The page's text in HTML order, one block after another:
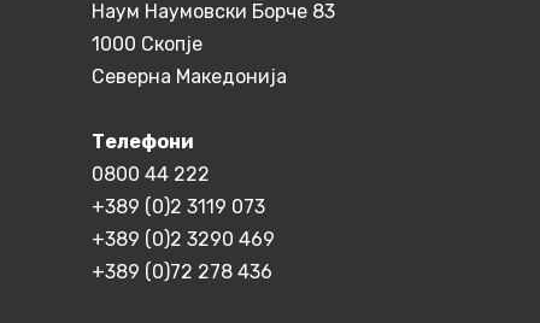
Наум Наумовски Борче 83
1000 Скопје
Северна Македонија
Телефони
0800 44 222
+389 (0)2 3119 073
+389 (0)2 3290 469
+389 (0)72 278 436